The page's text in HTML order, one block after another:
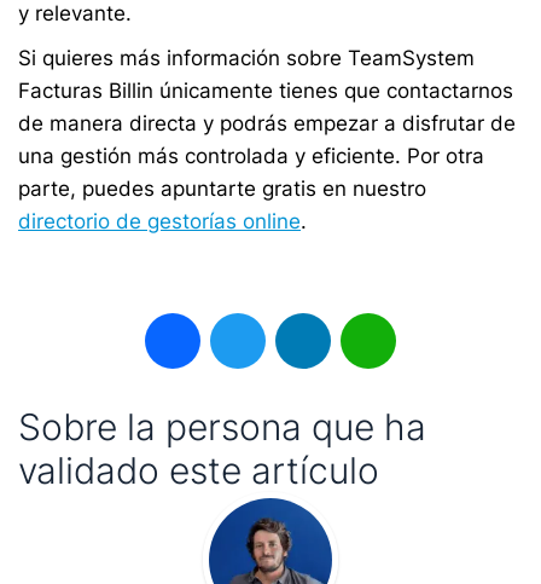
y relevante.
Si quieres más información sobre TeamSystem
Facturas Billin únicamente tienes que contactarnos
de manera directa y podrás empezar a disfrutar de
una gestión más controlada y eficiente. Por otra
parte, puedes apuntarte gratis en nuestro
directorio de gestorías online.
FacebookTwitterLinkedInWhatsApp
Sobre la persona que ha
validado este artículo